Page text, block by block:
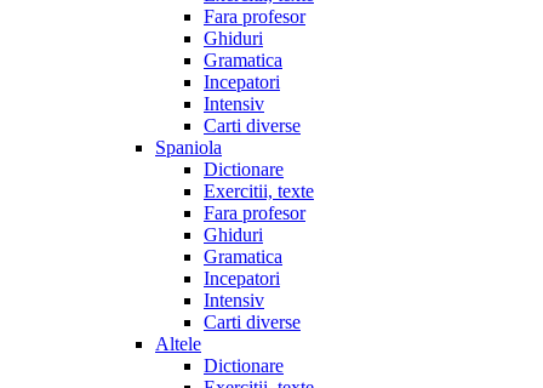
Fara profesor
Ghiduri
Gramatica
Incepatori
Intensiv
Carti diverse
Spaniola
Dictionare
Exercitii, texte
Fara profesor
Ghiduri
Gramatica
Incepatori
Intensiv
Carti diverse
Altele
Dictionare